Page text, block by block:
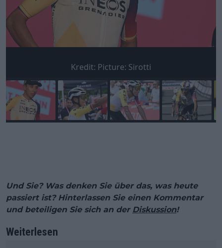
Kredit: Picture: Sirotti
Und Sie? Was denken Sie über das, was heute
passiert ist? Hinterlassen Sie einen Kommentar
und beteiligen Sie sich an der Diskussion!
Weiterlesen